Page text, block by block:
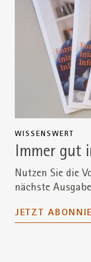
WISSENSWERT
Immer gut
Nutzen Sie die
nächste
JETZT